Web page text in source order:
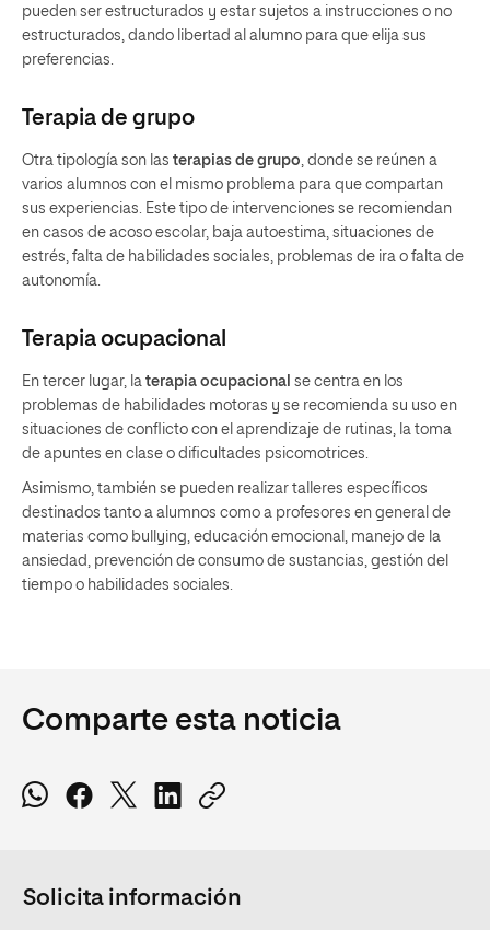
pueden ser estructurados y estar sujetos a instrucciones o no
estructurados, dando libertad al alumno para que elija sus
preferencias.
Terapia de grupo
Otra tipología son las terapias de grupo , donde se reúnen a
varios alumnos con el mismo problema para que compartan
sus experiencias. Este tipo de intervenciones se recomiendan
en casos de acoso escolar, baja autoestima, situaciones de
estrés, falta de habilidades sociales, problemas de ira o falta de
autonomía.
Terapia ocupacional
En tercer lugar, la terapia ocupacional se centra en los
problemas de habilidades motoras y se recomienda su uso en
situaciones de conflicto con el aprendizaje de rutinas, la toma
de apuntes en clase o dificultades psicomotrices.
Asimismo, también se pueden realizar talleres específicos
destinados tanto a alumnos como a profesores en general de
materias como bullying, educación emocional, manejo de la
ansiedad, prevención de consumo de sustancias, gestión del
tiempo o habilidades sociales.
Comparte esta noticia
Solicita información